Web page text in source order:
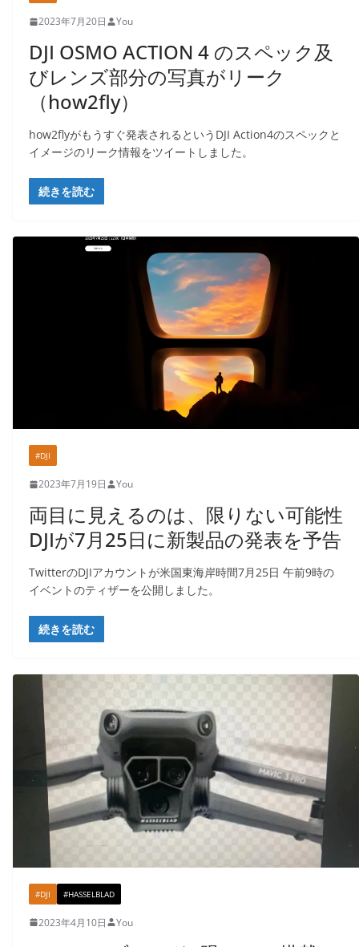
2023年7月20日 You
DJI OSMO ACTION 4 のスペック及
びレンズ部分の写真がリーク
（how2fly）
how2flyがもうすぐ発表されるというDJI Action4のスペックと
イメージのリーク情報をツイートしました。
続きを読む
#DJI
2023年7月19日 You
両目に見えるのは、限りない可能性
DJIが7月25日に新製品の発表を予告
TwitterのDJIアカウントが米国東海岸時間7月25日 午前9時の
イベントのティザーを公開しました。
続きを読む
#DJI #HASSELBLAD
2023年4月10日 You